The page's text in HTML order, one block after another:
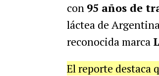
con 95 años de
láctea de
reconocida marca
El reporte destaca